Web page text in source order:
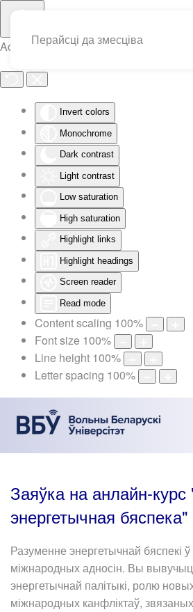
Accessibility Tools
Invert colors
Monochrome
Dark contrast
Light contrast
Low saturation
High saturation
Highlight links
Highlight headings
Screen reader
Read mode
Content scaling 100%
Font size 100%
Line height 100%
Letter spacing 100%
Перайсці да змесціва
Заяўка на анлайн-
энергетычная бяспека"
Разуменне энергетычнай бяспекі ў
міжнародных адносін. Вы
энергетычнай палітыкі, ролю новых
міжнародных канфліктаў,